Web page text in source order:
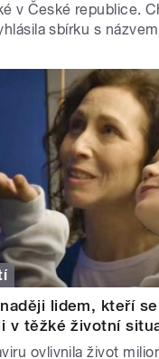
v České republice.
sbírku s
lidem, kteří
v těžké životní
ovlivnila život